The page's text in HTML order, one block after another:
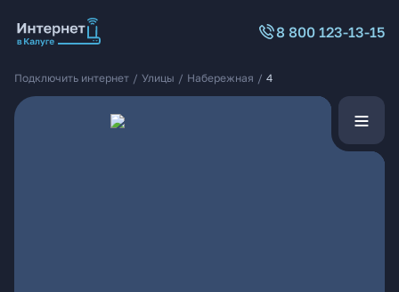
8 800 123-13-15
Подключить интернет / Улицы / Набережная / 4